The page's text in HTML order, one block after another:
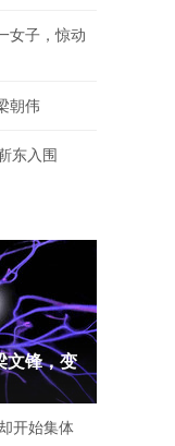
女子，惊动
朝伟
东入围
文锋，变
开始集体